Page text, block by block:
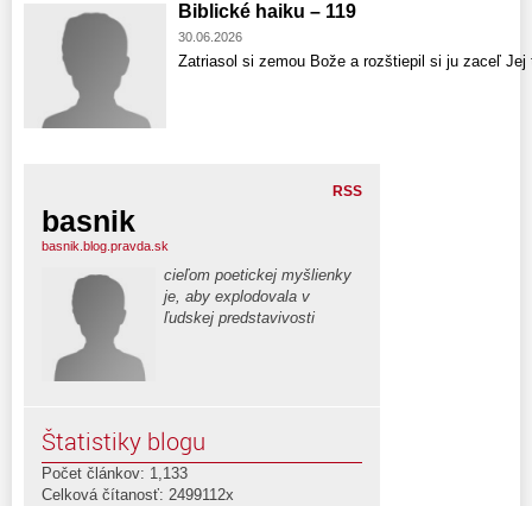
Biblické haiku – 119
30.06.2026
Zatriasol si zemou Bože a rozštiepil si ju zaceľ
RSS
basnik
basnik.blog.pravda.sk
cieľom poetickej myšlienky
je, aby explodovala v
ľudskej predstavivosti
Štatistiky blogu
Počet článkov: 1,133
Celková čítanosť: 2499112x